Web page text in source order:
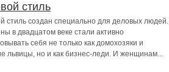
стиль
стиль создан специально для деловых людей.
в двадцатом веке стали активно
себя не только как домохозяки и
львицы, но и как бизнес-леди. И женщинам...